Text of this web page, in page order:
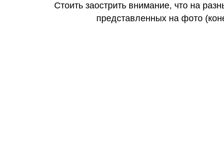
Стоить заострить внимание, что на
представленных на фото